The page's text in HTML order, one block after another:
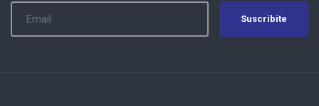
Suscribite